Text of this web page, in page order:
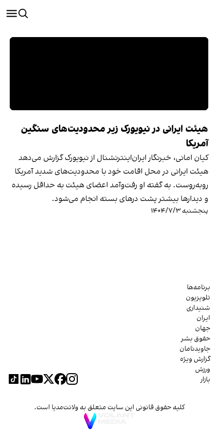
هیئت ایرانی در نیویورک زیر محدودیت‌های سنگین
آمریکا
کیان امانی، خبرنگار ایران‌اینترنشنال از نیویورک گزارش می‌دهد
هیئت ایرانی در محل اقامت خود با محدودیت‌های شدید آمریکا
روبه‌روست. به گفته او رفت‌وآمد اعضای هیئت به حداقل رسیده
و دیدارها بیشتر پشت درهای بسته انجام می‌شود.
پنجشنبه ۱۴۰۴/۷/۳
برنامه‌ها
تلویزیون
شنیداری
ایران
جهان
حقوق بشر
جاویدنامان
گزارش ویژه
ورزش
بازار
کلیه حقوق قانونی این سایت متعلق به ولانت‌مدیا است.